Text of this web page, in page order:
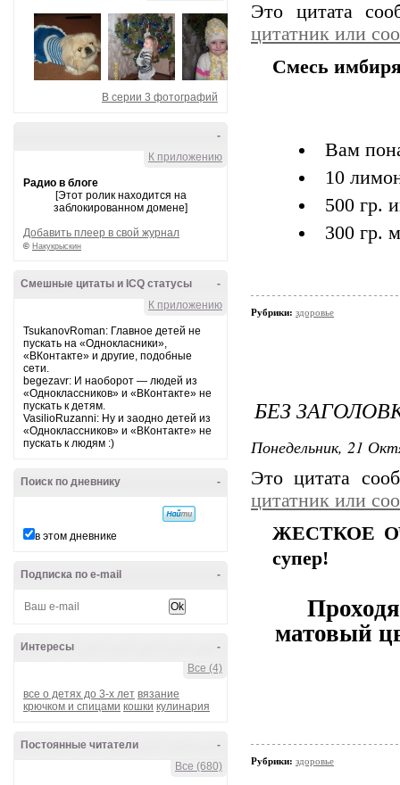
В серии 3 фотографий
-
К приложению
Радио в блоге
[Этот ролик находится на
заблокированном домене]
Добавить плеер в свой журнал
© Накукрыскин
-
Смешные цитаты и ICQ статусы
К приложению
TsukanovRoman: Главное детей не
пускать на «Однокласники»,
«ВКонтакте» и другие, подобные
сети.
begezavr: И наоборот — людей из
«Одноклассников» и «ВКонтакте» не
пускать к детям.
VasilioRuzanni: Ну и заодно детей из
«Одноклассников» и «ВКонтакте» не
пускать к людям :)
-
Поиск по дневнику
в этом дневнике
-
Подписка по e-mail
-
Интересы
Все (4)
все о детях до 3-х лет вязание
крючком и спицами кошки кулинария
-
Постоянные читатели
Все (680)
Это цитата
цитатник или
Смесь
Вам
10
500 гр.
300 гр.
Рубрики: здоровье
БЕЗ
Понедельник, 21
Это цитата
цитатник или
ЖЕСТКОЕ
супер!
матовый
Рубрики: здоровье